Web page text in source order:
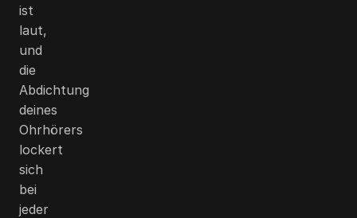
ist
laut,
und
die
Abdichtung
deines
Ohrhörers
lockert
sich
bei
jeder